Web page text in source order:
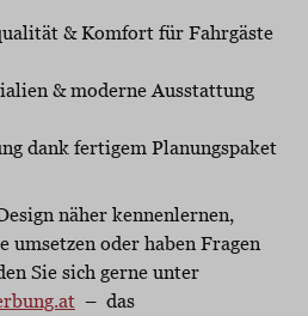
& Komfort für Fahrgäste
& moderne Ausstattung
dank fertigem Planungspaket
näher kennenlernen,
oder haben Fragen
Sie sich gerne unter
– das